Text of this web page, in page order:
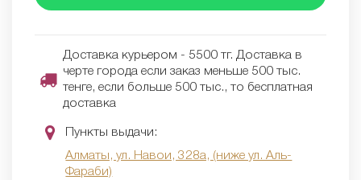
Доставка курьером - 5500 тг. Доставка в
черте города если заказ меньше 500 тыс.
тенге, если больше 500 тыс., то бесплатная
доставка
Пункты выдачи:
Алматы, ул. Навои, 328а, (ниже ул. Аль-
Фараби)